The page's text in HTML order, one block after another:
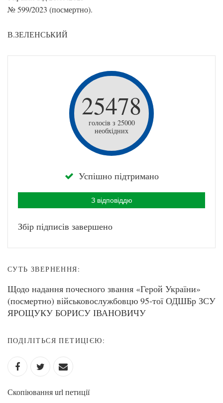
№ 599/2023 (посмертно).
В.ЗЕЛЕНСЬКИЙ
25478
голосів з 25000
необхідних
Успішно підтримано
З відповіддю
Збір підписів завершено
СУТЬ ЗВЕРНЕННЯ:
Щодо надання почесного звання «Герой України»
(посмертно) військовослужбовцю 95-тої ОДШБр ЗСУ
ЯРОЩУКУ БОРИСУ ІВАНОВИЧУ
ПОДІЛІТЬСЯ ПЕТИЦІЄЮ:
Скопіювання url петиції